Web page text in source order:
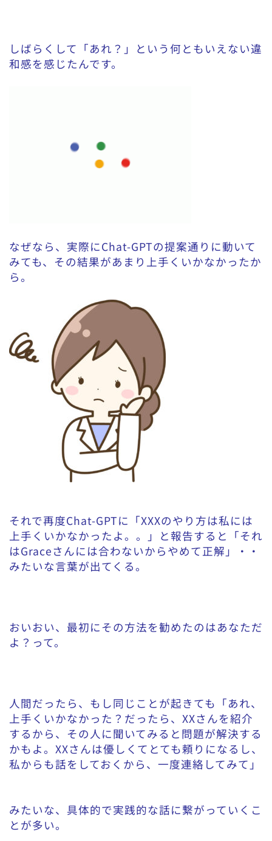
しばらくして「あれ？」という何ともいえない違
和感を感じたんです。
なぜなら、実際にChat-GPTの提案通りに動いて
みても、その結果があまり上手くいかなかったか
ら。
それで再度Chat-GPTに「XXXのやり方は私には
上手くいかなかったよ。。」と報告すると「それ
はGraceさんには合わないからやめて正解」・・
みたいな言葉が出てくる。
おいおい、最初にその方法を勧めたのはあなただ
よ？って。
人間だったら、もし同じことが起きても「あれ、
上手くいかなかった？だったら、XXさんを紹介
するから、その人に聞いてみると問題が解決する
かもよ。XXさんは優しくてとても頼りになるし、
私からも話をしておくから、一度連絡してみて」
みたいな、具体的で実践的な話に繋がっていくこ
とが多い。